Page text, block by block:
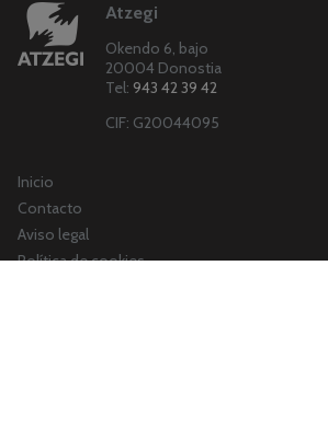
Atzegi
Okendo 6, bajo
20004 Donostia
Tel: 943 42 39 42
CIF: G20044095
Inicio
Contacto
Aviso legal
Política de cookies